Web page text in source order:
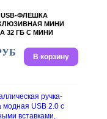
USB-ФЛЕШКА
МИНИ
32 ГБ С МИНИ
В корзину